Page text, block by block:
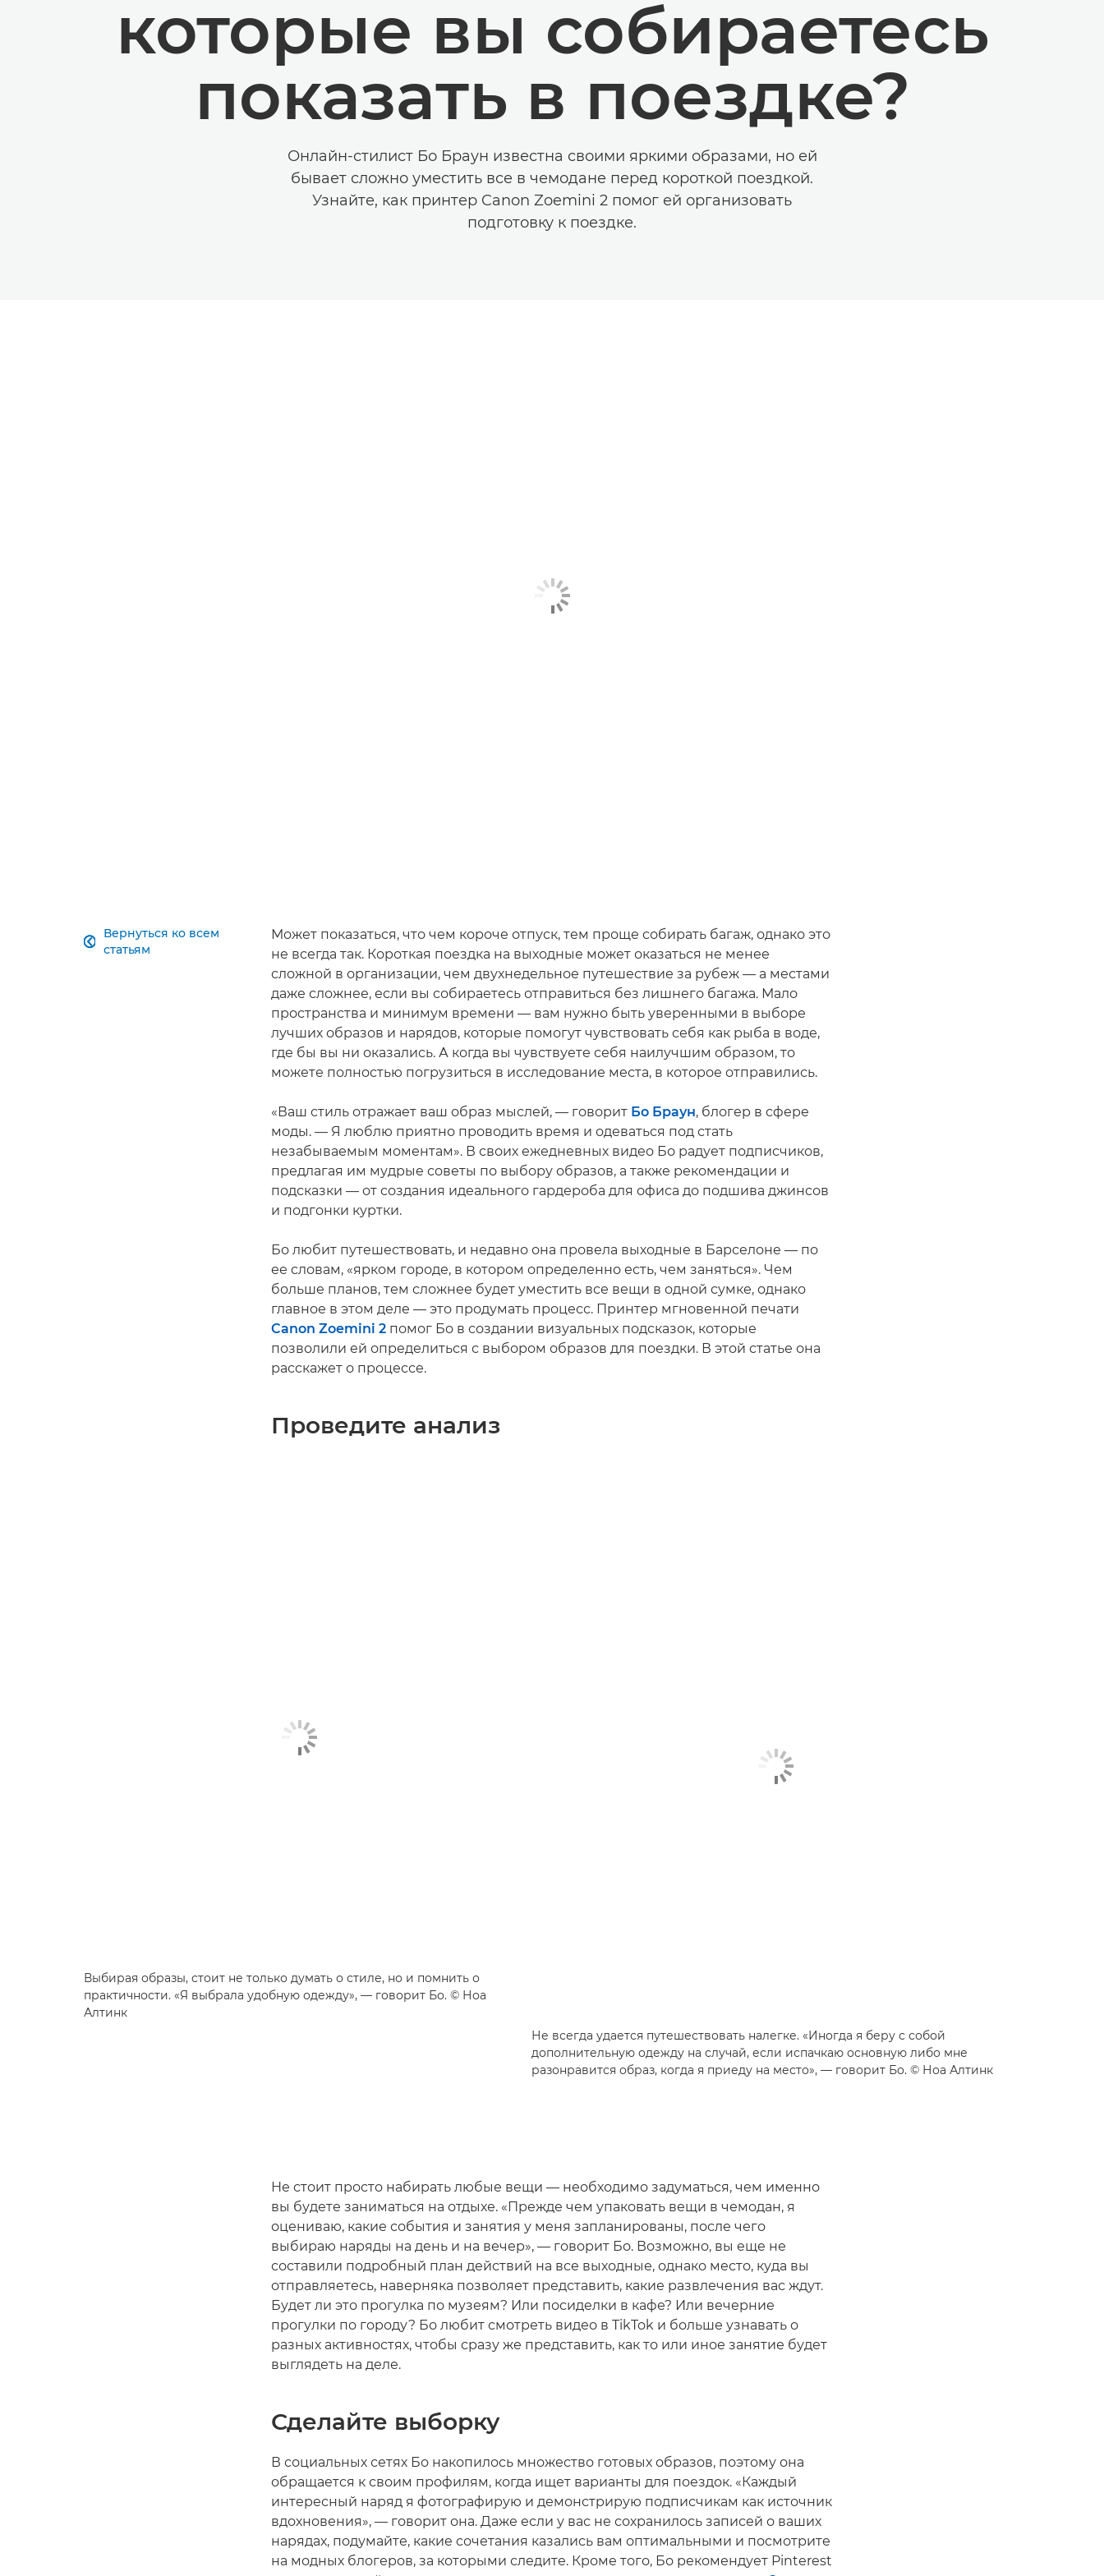
которые вы собираетесь
показать в поездке?
Онлайн-стилист Бо Браун известна своими яркими образами, но ей
бывает сложно уместить все в чемодане перед короткой поездкой.
Узнайте, как принтер Canon Zoemini 2 помог ей организовать
подготовку к поездке.
Вернуться ко всем
статьям

Может показаться, что чем короче отпуск, тем проще собирать багаж, однако это
не всегда так. Короткая поездка на выходные может оказаться не менее
сложной в организации, чем двухнедельное путешествие за рубеж — а местами
даже сложнее, если вы собираетесь отправиться без лишнего багажа. Мало
пространства и минимум времени — вам нужно быть уверенными в выборе
лучших образов и нарядов, которые помогут чувствовать себя как рыба в воде,
где бы вы ни оказались. А когда вы чувствуете себя наилучшим образом, то
можете полностью погрузиться в исследование места, в которое отправились.
«Ваш стиль отражает ваш образ мыслей, — говорит Бо Браун, блогер в сфере
моды. — Я люблю приятно проводить время и одеваться под стать
незабываемым моментам». В своих ежедневных видео Бо радует подписчиков,
предлагая им мудрые советы по выбору образов, а также рекомендации и
подсказки — от создания идеального гардероба для офиса до подшива джинсов
и подгонки куртки.
Бо любит путешествовать, и недавно она провела выходные в Барселоне — по
ее словам, «ярком городе, в котором определенно есть, чем заняться». Чем
больше планов, тем сложнее будет уместить все вещи в одной сумке, однако
главное в этом деле — это продумать процесс. Принтер мгновенной печати
Canon Zoemini 2 помог Бо в создании визуальных подсказок, которые
позволили ей определиться с выбором образов для поездки. В этой статье она
расскажет о процессе.
Проведите анализ
Выбирая образы, стоит не только думать о стиле, но и помнить о
практичности. «Я выбрала удобную одежду», — говорит Бо. © Ноа
Алтинк
Не всегда удается путешествовать налегке. «Иногда я беру с собой
дополнительную одежду на случай, если испачкаю основную либо мне
разонравится образ, когда я приеду на место», — говорит Бо. © Ноа Алтинк
Не стоит просто набирать любые вещи — необходимо задуматься, чем именно
вы будете заниматься на отдыхе. «Прежде чем упаковать вещи в чемодан, я
оцениваю, какие события и занятия у меня запланированы, после чего
выбираю наряды на день и на вечер», — говорит Бо. Возможно, вы еще не
составили подробный план действий на все выходные, однако место, куда вы
отправляетесь, наверняка позволяет представить, какие развлечения вас ждут.
Будет ли это прогулка по музеям? Или посиделки в кафе? Или вечерние
прогулки по городу? Бо любит смотреть видео в TikTok и больше узнавать о
разных активностях, чтобы сразу же представить, как то или иное занятие будет
выглядеть на деле.
Сделайте выборку
В социальных сетях Бо накопилось множество готовых образов, поэтому она
обращается к своим профилям, когда ищет варианты для поездок. «Каждый
интересный наряд я фотографирую и демонстрирую подписчикам как источник
вдохновения», — говорит она. Даже если у вас не сохранилось записей о ваших
нарядах, подумайте, какие сочетания казались вам оптимальными и посмотрите
на модных блогеров, за которыми следите. Кроме того, Бо рекомендует Pinterest